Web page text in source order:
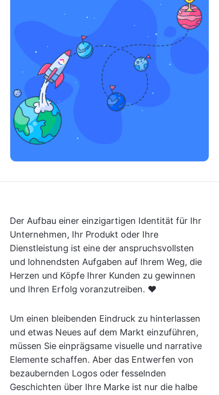
Der Aufbau einer einzigartigen Identität für Ihr
Unternehmen, Ihr Produkt oder Ihre
Dienstleistung ist eine der anspruchsvollsten
und lohnendsten Aufgaben auf Ihrem Weg, die
Herzen und Köpfe Ihrer Kunden zu gewinnen
und Ihren Erfolg voranzutreiben. ♥️
Um einen bleibenden Eindruck zu hinterlassen
und etwas Neues auf dem Markt einzuführen,
müssen Sie einprägsame visuelle und narrative
Elemente schaffen. Aber das Entwerfen von
bezaubernden Logos oder fesselnden
Geschichten über Ihre Marke ist nur die halbe